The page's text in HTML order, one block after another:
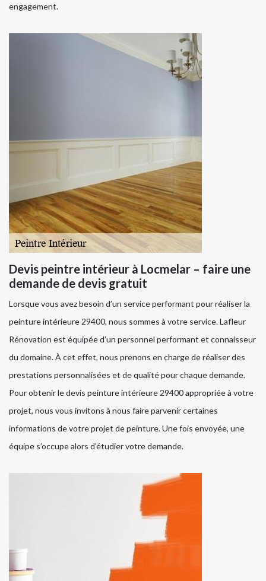
engagement.
Devis peintre intérieur à Locmelar – faire une
demande de devis gratuit
Lorsque vous avez besoin d’un service performant pour réaliser la
peinture intérieure 29400, nous sommes à votre service. Lafleur
Rénovation est équipée d’un personnel performant et connaisseur
du domaine. À cet effet, nous prenons en charge de réaliser des
prestations personnalisées et de qualité pour chaque demande.
Pour obtenir le devis peinture intérieure 29400 appropriée à votre
projet, nous vous invitons à nous faire parvenir certaines
informations de votre projet de peinture. Une fois envoyée, une
équipe s’occupe alors d’étudier votre demande.